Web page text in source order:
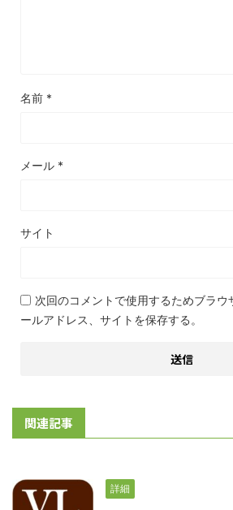
名前 *
メール *
サイト
次回のコメントで使用するためブラウ
ールアドレス、サイトを保存する。
関連記事
詳細